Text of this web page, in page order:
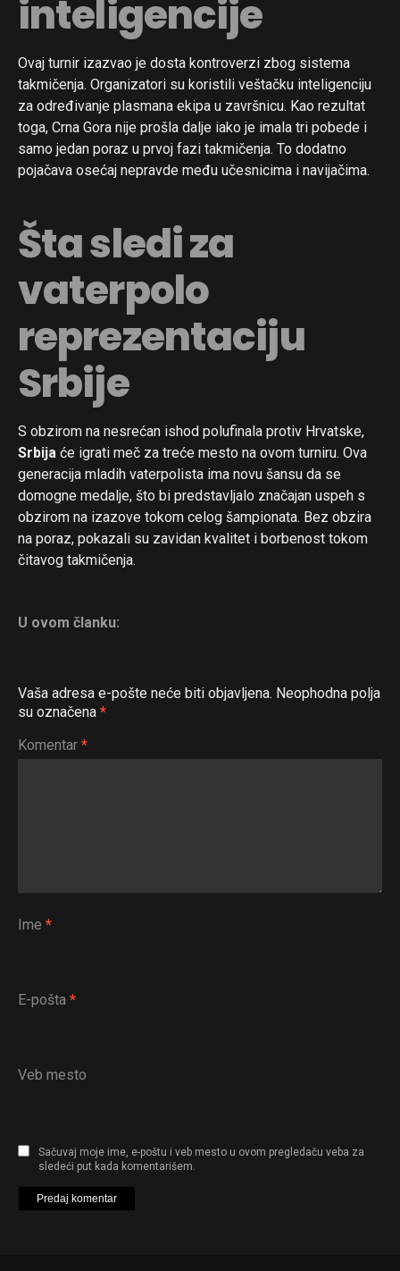
inteligencije
Ovaj turnir izazvao je dosta kontroverzi zbog sistema
takmičenja. Organizatori su koristili veštačku inteligenciju
za određivanje plasmana ekipa u završnicu. Kao rezultat
toga, Crna Gora nije prošla dalje iako je imala tri pobede i
samo jedan poraz u prvoj fazi takmičenja. To dodatno
pojačava osećaj nepravde među učesnicima i navijačima.
Šta sledi za
vaterpolo
reprezentaciju
Srbije
S obzirom na nesrećan ishod polufinala protiv Hrvatske,
Srbija će igrati meč za treće mesto na ovom turniru. Ova
generacija mladih vaterpolista ima novu šansu da se
domogne medalje, što bi predstavljalo značajan uspeh s
obzirom na izazove tokom celog šampionata. Bez obzira
na poraz, pokazali su zavidan kvalitet i borbenost tokom
čitavog takmičenja.
U ovom članku:
Vaša adresa e-pošte neće biti objavljena. Neophodna polja
su označena *
Komentar *
Ime *
E-pošta *
Veb mesto
Sačuvaj moje ime, e-poštu i veb mesto u ovom pregledaču veba za
sledeći put kada komentarišem.
Flipboard
Pinterest
Whatsapp
Email